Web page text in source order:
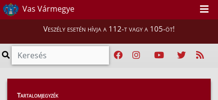
Vas Vármegye
Veszély esetén hívja a 112-t vagy a 105-öt!
Híreink > Mi vigyázunk rátok, Vasiak!
Tartalomjegyzék